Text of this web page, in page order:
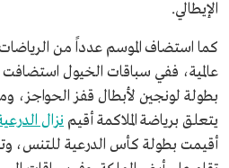
الإيطالي.
كما استضاف الموسم عدداً من
عالمية، ففي سباقات الخيول استضافت
بطولة لونجين لأبطال قفز الحواجز،
يتعلق برياضة الملاكمة أقيم نزال
أقيمت بطولة كأس الدرعية للتنس،